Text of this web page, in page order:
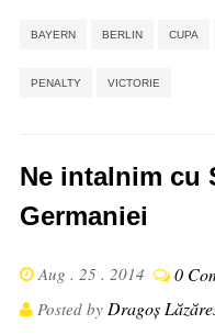
BAYERN BERLIN CUPA
PENALTY VICTORIE
Ne intalnim cu
Germaniei
Aug . 25 . 2014 0
Posted by Dragoș